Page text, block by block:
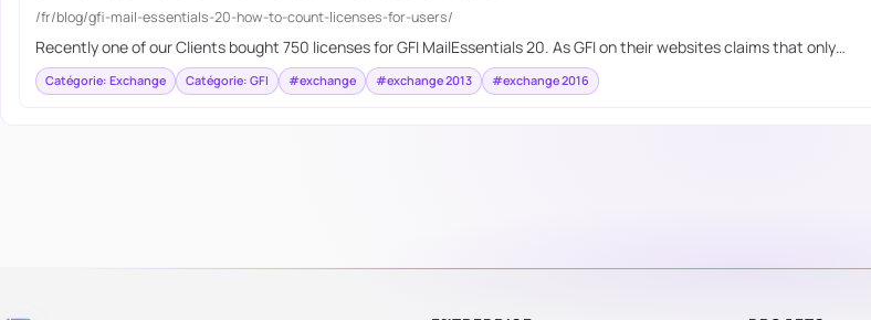
/fr/blog/gfi-mail-essentials-20-how-to-count-licenses-for-users/
Recently one of our Clients bought 750 licenses for GFI MailEssentials 20. As GFI on their websites claims that only…
Catégorie: Exchange Catégorie: GFI #exchange #exchange 2013 #exchange 2016